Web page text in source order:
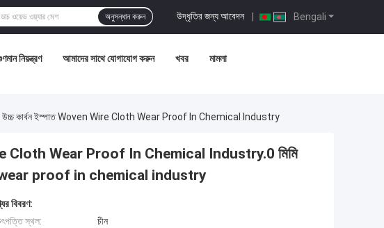
Bengali
উদ্ধৃতির জন্য আবেদন |
অনুসন্ধান করুন
নিয়ন্ত্রণ আমাদের সাথে যোগাযোগ করুন খবর মামলা
উচ্চ কার্বন ইস্পাত Woven Wire Cloth Wear Proof In Chemical Industry
Wire Cloth Wear Proof In Chemical Industry.0 মিমি
wear proof in chemical industry
বিবরণ:
স্থল:
চীন